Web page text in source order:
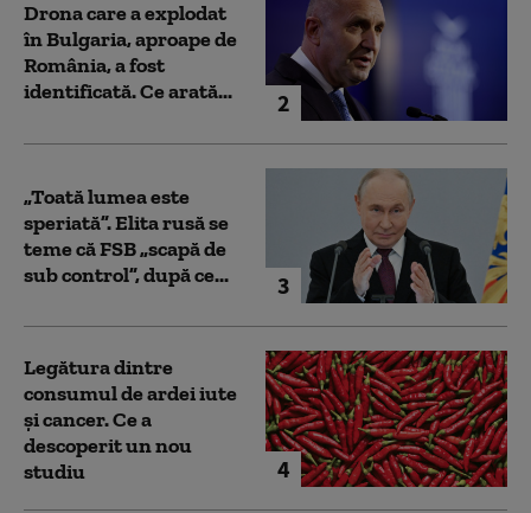
2
Drona care a explodat
în Bulgaria, aproape de
România, a fost
identificată. Ce arată...
3
„Toată lumea este
speriată”. Elita rusă se
teme că FSB „scapă de
sub control”, după ce...
4
Legătura dintre
consumul de ardei iute
și cancer. Ce a
descoperit un nou
studiu